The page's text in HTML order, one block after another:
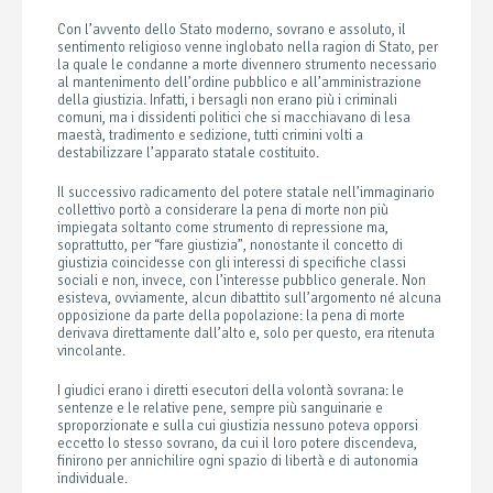
Con l’avvento dello Stato moderno, sovrano e assoluto, il
sentimento religioso venne inglobato nella ragion di Stato, per
la quale le condanne a morte divennero strumento necessario
al mantenimento dell’ordine pubblico e all’amministrazione
della giustizia. Infatti, i bersagli non erano più i criminali
comuni, ma i dissidenti politici che si macchiavano di lesa
maestà, tradimento e sedizione, tutti crimini volti a
destabilizzare l’apparato statale costituito.
Il successivo radicamento del potere statale nell’immaginario
collettivo portò a considerare la pena di morte non più
impiegata soltanto come strumento di repressione ma,
soprattutto, per “fare giustizia”, nonostante il concetto di
giustizia coincidesse con gli interessi di specifiche classi
sociali e non, invece, con l’interesse pubblico generale. Non
esisteva, ovviamente, alcun dibattito sull’argomento né alcuna
opposizione da parte della popolazione: la pena di morte
derivava direttamente dall’alto e, solo per questo, era ritenuta
vincolante.
I giudici erano i diretti esecutori della volontà sovrana: le
sentenze e le relative pene, sempre più sanguinarie e
sproporzionate e sulla cui giustizia nessuno poteva opporsi
eccetto lo stesso sovrano, da cui il loro potere discendeva,
finirono per annichilire ogni spazio di libertà e di autonomia
individuale.